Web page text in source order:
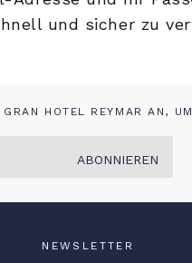
und sicher zu
HOTEL REYMAR AN,
ABONNIEREN
NEWSLETTER